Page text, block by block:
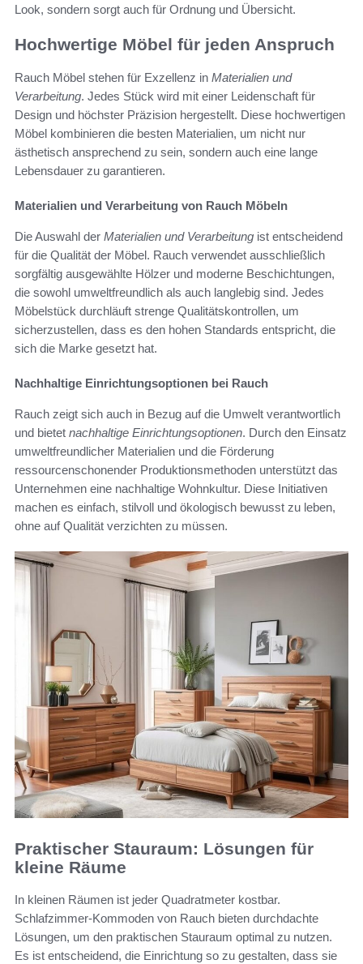
Look, sondern sorgt auch für Ordnung und Übersicht.
Hochwertige Möbel für jeden Anspruch
Rauch Möbel stehen für Exzellenz in Materialien und
Verarbeitung. Jedes Stück wird mit einer Leidenschaft für
Design und höchster Präzision hergestellt. Diese hochwertigen
Möbel kombinieren die besten Materialien, um nicht nur
ästhetisch ansprechend zu sein, sondern auch eine lange
Lebensdauer zu garantieren.
Materialien und Verarbeitung von Rauch Möbeln
Die Auswahl der Materialien und Verarbeitung ist entscheidend
für die Qualität der Möbel. Rauch verwendet ausschließlich
sorgfältig ausgewählte Hölzer und moderne Beschichtungen,
die sowohl umweltfreundlich als auch langlebig sind. Jedes
Möbelstück durchläuft strenge Qualitätskontrollen, um
sicherzustellen, dass es den hohen Standards entspricht, die
sich die Marke gesetzt hat.
Nachhaltige Einrichtungsoptionen bei Rauch
Rauch zeigt sich auch in Bezug auf die Umwelt verantwortlich
und bietet nachhaltige Einrichtungsoptionen. Durch den Einsatz
umweltfreundlicher Materialien und die Förderung
ressourcenschonender Produktionsmethoden unterstützt das
Unternehmen eine nachhaltige Wohnkultur. Diese Initiativen
machen es einfach, stilvoll und ökologisch bewusst zu leben,
ohne auf Qualität verzichten zu müssen.
Praktischer Stauraum: Lösungen für
kleine Räume
In kleinen Räumen ist jeder Quadratmeter kostbar.
Schlafzimmer-Kommoden von Rauch bieten durchdachte
Lösungen, um den praktischen Stauraum optimal zu nutzen.
Es ist entscheidend, die Einrichtung so zu gestalten, dass sie